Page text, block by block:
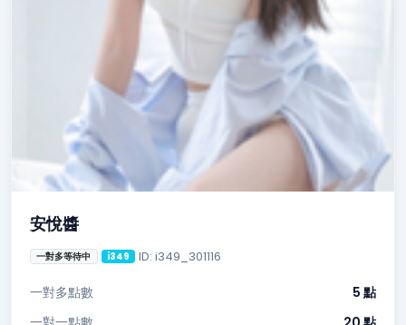
安悅醬
一對多等待中 i349 ID: i349_301116
一對多點數
5 點